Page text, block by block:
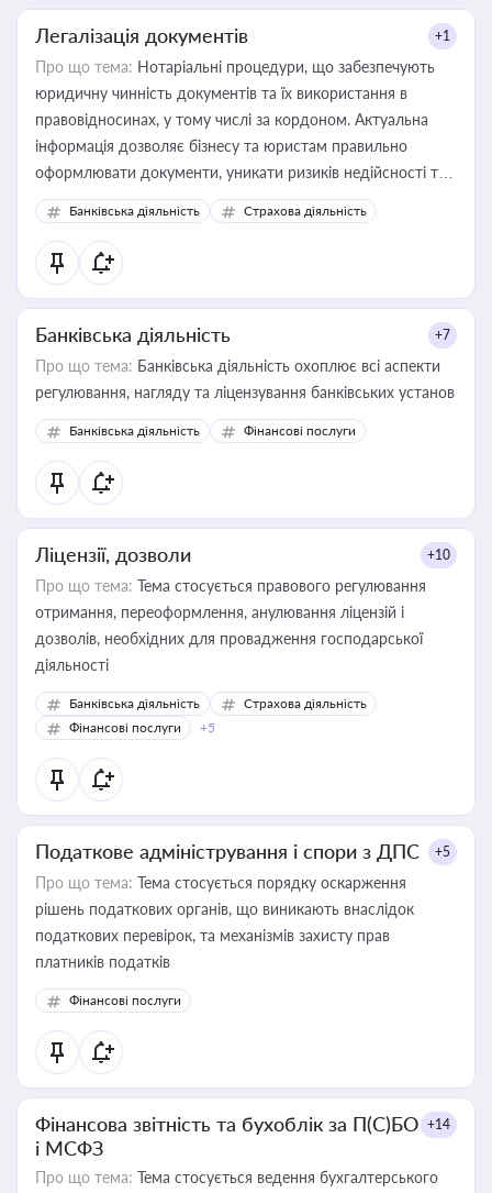
Легалізація документів +1
Про що тема: Нотаріальні процедури, що забезпечують
юридичну чинність документів та їх використання в
правовідносинах, у тому числі за кордоном. Актуальна
інформація дозволяє бізнесу та юристам правильно
оформлювати документи, уникати ризиків недійсності та
забезпечувати їх належне прийняття органами влади та
контрагентами
Банківська діяльність Страхова діяльність
Банківська діяльність +7
Про що тема: Банківська діяльність охоплює всі аспекти
регулювання, нагляду та ліцензування банківських установ
Банківська діяльність Фінансові послуги
Ліцензії, дозволи +10
Про що тема: Тема стосується правового регулювання
отримання, переоформлення, анулювання ліцензій і
дозволів, необхідних для провадження господарської
діяльності
Банківська діяльність
Страхова діяльність
Фінансові послуги
+5
Податкове адміністрування і спори з ДПС +5
Про що тема: Тема стосується порядку оскарження
рішень податкових органів, що виникають внаслідок
податкових перевірок, та механізмів захисту прав
платників податків
Фінансові послуги
Фінансова звітність та бухоблік за П(С)БО
і МСФЗ
+14
Про що тема: Тема стосується ведення бухгалтерського